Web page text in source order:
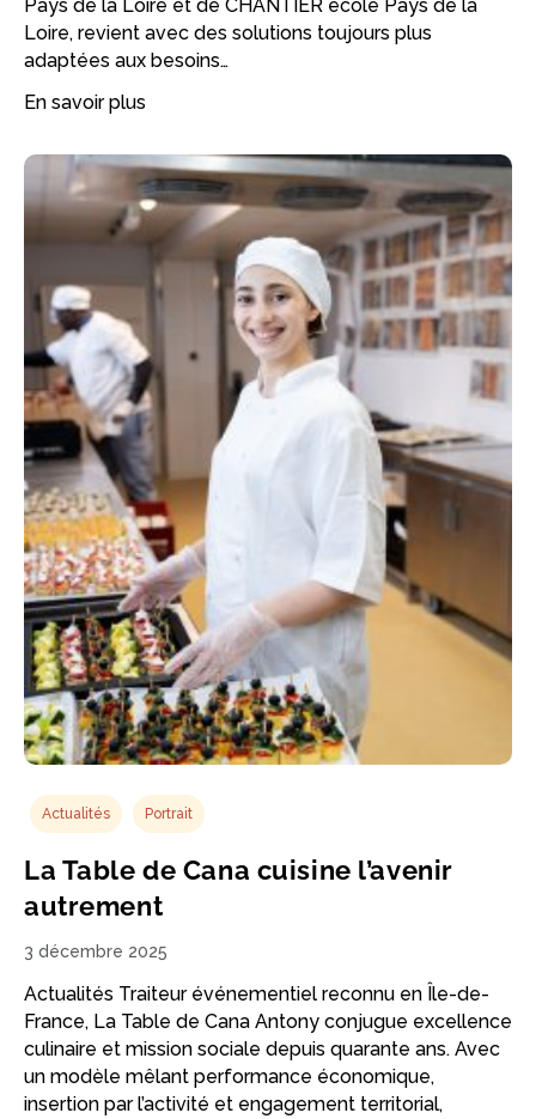
Pays de la Loire et de CHANTIER école Pays de la
Loire, revient avec des solutions toujours plus
adaptées aux besoins…
En savoir plus
Actualités Portrait
La Table de Cana cuisine l’avenir
autrement
3 décembre 2025
Actualités Traiteur événementiel reconnu en Île-de-
France, La Table de Cana Antony conjugue excellence
culinaire et mission sociale depuis quarante ans. Avec
un modèle mêlant performance économique,
insertion par l’activité et engagement territorial,